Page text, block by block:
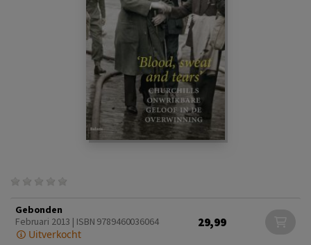
Gebonden
Februari 2013 | ISBN 9789460036064
Uitverkocht
29,99